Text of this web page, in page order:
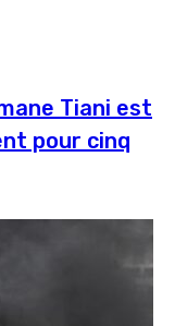
Tiani est
pour cinq